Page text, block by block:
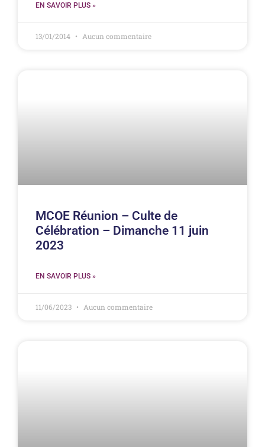
EN SAVOIR PLUS »
13/01/2014 Aucun commentaire
MCOE Réunion – Culte de
Célébration – Dimanche 11 juin
2023
EN SAVOIR PLUS »
11/06/2023 Aucun commentaire